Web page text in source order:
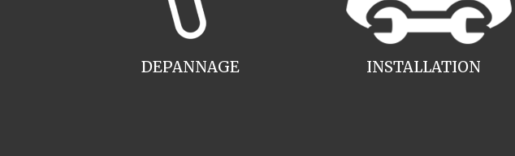
INSTALLATION
DEPANNAGE